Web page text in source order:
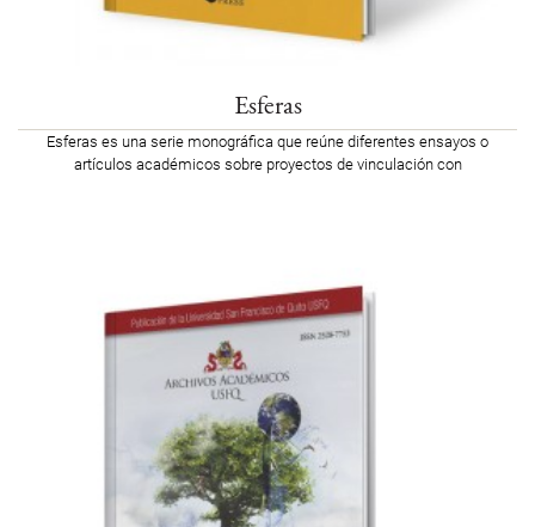
Esferas
Esferas es una serie monográfica que reúne diferentes ensayos o
artículos académicos sobre proyectos de vinculación con